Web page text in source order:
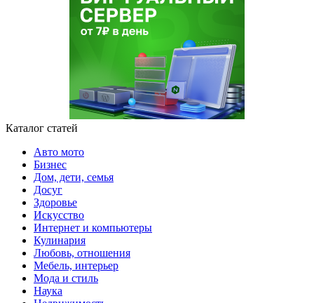
Каталог статей
Авто мото
Бизнес
Дом, дети, семья
Досуг
Здоровье
Искусство
Интернет и компьютеры
Кулинария
Любовь, отношения
Мебель, интерьер
Мода и стиль
Наука